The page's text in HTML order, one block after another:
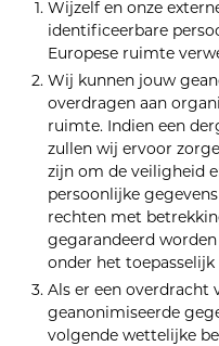
Wijzelf en onze
identificeerbare
Europese ruimte
Wij kunnen jouw
overdragen aan
ruimte. Indien een
zullen wij ervoor
zijn om de veiligheid
persoonlijke
rechten met
gegarandeerd
onder het toepasselijk
Als er een overdracht
geanonimiseerde
volgende wettelijke